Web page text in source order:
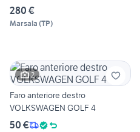
280 €
Marsala (TP)
2
Faro anteriore destro
VOLKSWAGEN GOLF 4
50 €